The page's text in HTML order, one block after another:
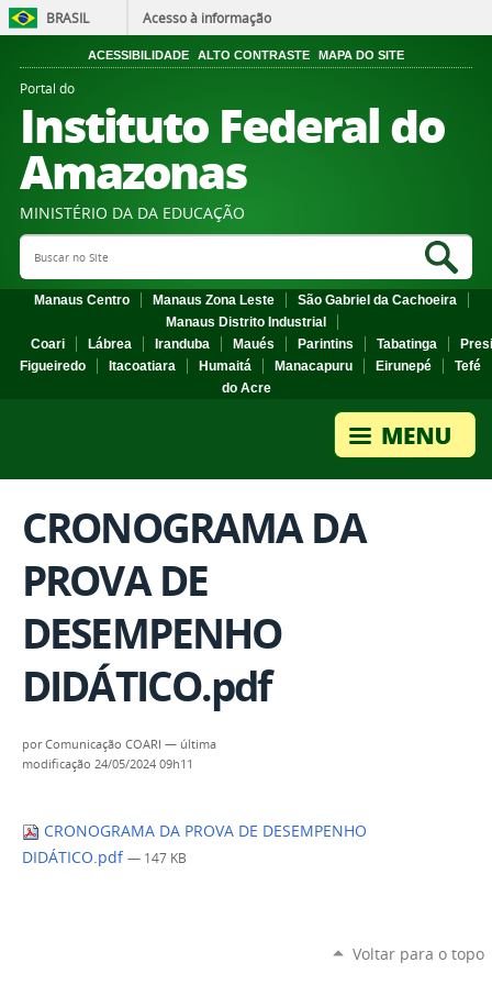
BRASIL Acesso à informação
ACESSIBILIDADE ALTO CONTRASTE MAPA DO SITE
Portal do
Instituto Federal do
Amazonas
MINISTÉRIO DA DA EDUCAÇÃO
Search Site
Manaus Centro Manaus Zona Leste
São Gabriel da Cachoeira
Manaus Distrito Industrial
Coari
Lábrea Iranduba Maués Parintins Tabatinga
Figueiredo
Itacoatiara Humaitá Manacapuru Eirunepé
Tefé
do Acre
CRONOGRAMA DA
PROVA DE
DESEMPENHO
DIDÁTICO.pdf
porComunicação COARI — última
modificação 24/05/2024 09h11
CRONOGRAMA DA PROVA DE DESEMPENHO
DIDÁTICO.pdf — 147 KB
Voltar para o topo